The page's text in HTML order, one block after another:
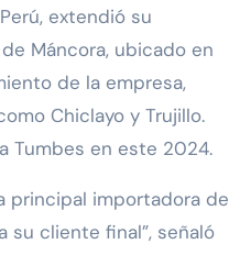
Máncora, ubicado en
de la empresa,
Chiclayo y Trujillo.
Tumbes en este 2024.
principal importadora de
su cliente final”, señaló